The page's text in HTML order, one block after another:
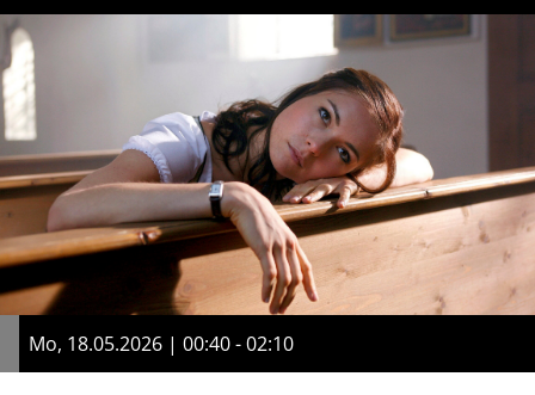
Mo, 18.05.2026 | 00:40 - 02:10